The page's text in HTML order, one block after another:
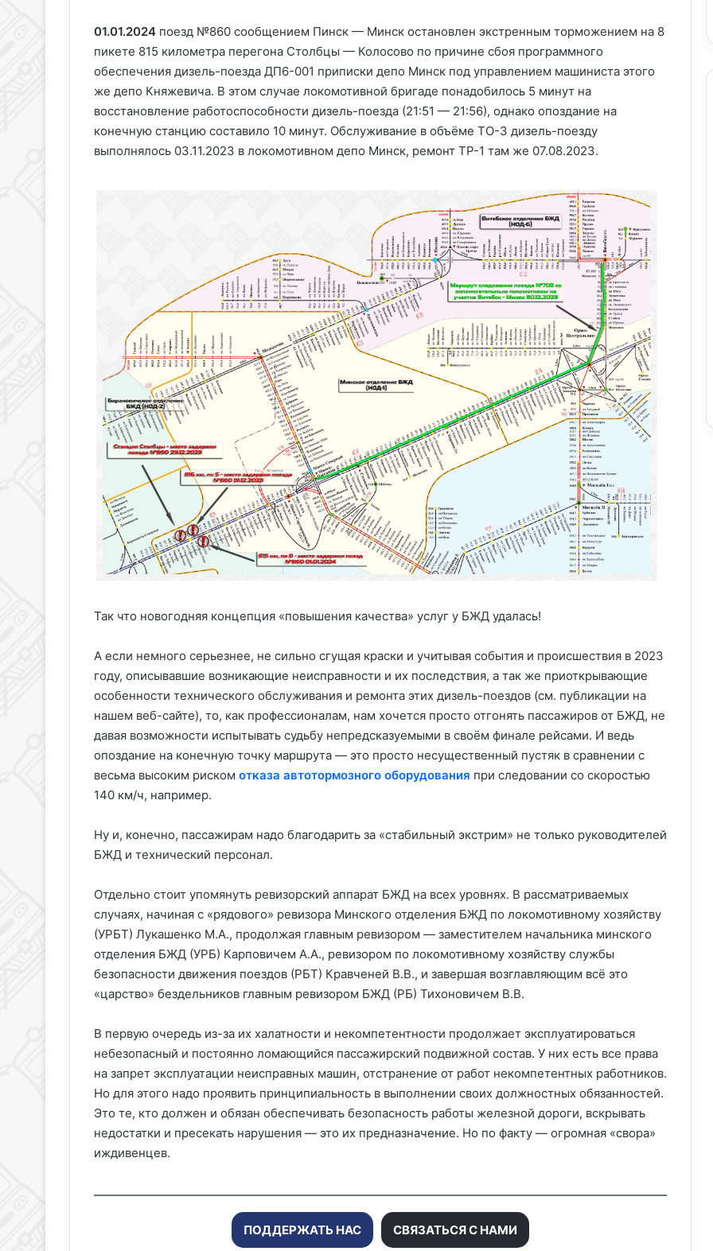
01.01.2024 поезд №860 сообщением Пинск — Минск остановлен экстренным торможением на 8
пикете 815 километра перегона Столбцы — Колосово по причине сбоя программного
обеспечения дизель-поезда ДП6-001 приписки депо Минск под управлением машиниста этого
же депо Княжевича. В этом случае локомотивной бригаде понадобилось 5 минут на
восстановление работоспособности дизель-поезда (21:51 — 21:56), однако опоздание на
конечную станцию составило 10 минут. Обслуживание в объёме ТО-3 дизель-поезду
выполнялось 03.11.2023 в локомотивном депо Минск, ремонт ТР-1 там же 07.08.2023.
Так что новогодняя концепция «повышения качества» услуг у БЖД удалась!
А если немного серьезнее, не сильно сгущая краски и учитывая события и происшествия в 2023
году, описывавшие возникающие неисправности и их последствия, а так же приоткрывающие
особенности технического обслуживания и ремонта этих дизель-поездов (см. публикации на
нашем веб-сайте), то, как профессионалам, нам хочется просто отгонять пассажиров от БЖД, не
давая возможности испытывать судьбу непредсказуемыми в своём финале рейсами. И ведь
опоздание на конечную точку маршрута — это просто несущественный пустяк в сравнении с
весьма высоким риском отказа автотормозного оборудования при следовании со скоростью
140 км/ч, например.
Ну и, конечно, пассажирам надо благодарить за «стабильный экстрим» не только руководителей
БЖД и технический персонал.
Отдельно стоит упомянуть ревизорский аппарат БЖД на всех уровнях. В рассматриваемых
случаях, начиная с «рядового» ревизора Минского отделения БЖД по локомотивному хозяйству
(УРБТ) Лукашенко М.А., продолжая главным ревизором — заместителем начальника минского
отделения БЖД (УРБ) Карповичем А.А., ревизором по локомотивному хозяйству службы
безопасности движения поездов (РБТ) Кравченей В.В., и завершая возглавляющим всё это
«царство» бездельников главным ревизором БЖД (РБ) Тихоновичем В.В.
В первую очередь из-за их халатности и некомпетентности продолжает эксплуатироваться
небезопасный и постоянно ломающийся пассажирский подвижной состав. У них есть все права
на запрет эксплуатации неисправных машин, отстранение от работ некомпетентных работников.
Но для этого надо проявить принципиальность в выполнении своих должностных обязанностей.
Это те, кто должен и обязан обеспечивать безопасность работы железной дороги, вскрывать
недостатки и пресекать нарушения — это их предназначение. Но по факту — огромная «свора»
иждивенцев.
ПОДДЕРЖАТЬ НАС СВЯЗАТЬСЯ С НАМИ